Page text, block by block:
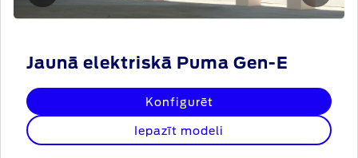
Jaunā elektriskā Puma Gen-E
Konfigurēt
Iepazīt modeli